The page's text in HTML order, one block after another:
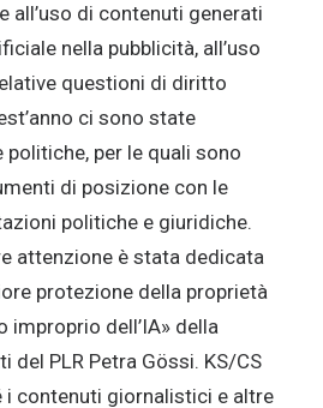
all’uso di contenuti generati
nella pubblicità, all’uso
questioni di diritto
ci sono state
per le quali sono
di posizione con le
politiche e giuridiche.
attenzione è stata dedicata
protezione della proprietà
improprio dell’IA» della
del PLR Petra Gössi. KS/CS
i contenuti giornalistici e altre